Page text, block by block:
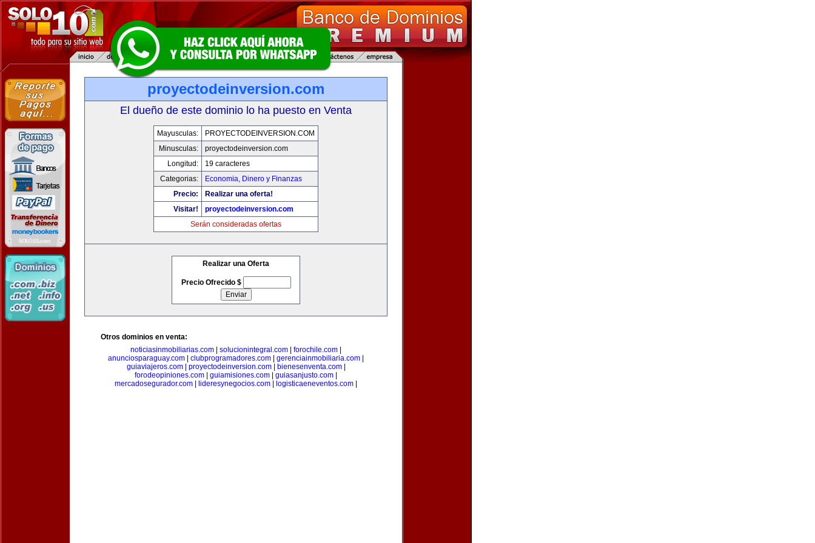
proyectodeinversion.com
El dueño de este dominio lo ha puesto en Venta
Mayusculas:
PROYECTODEINVERSION.COM
Minusculas:
proyectodeinversion.com
Longitud:
19 caracteres
Categorias:
Economia, Dinero y Finanzas
Precio:
Realizar una oferta!
Visitar!
proyectodeinversion.com
Serán consideradas ofertas
Realizar una Oferta
Precio Ofrecido $
Otros dominios en venta:
noticiasinmobiliarias.com
solucionintegral.com forochile.com
anunciosparaguay.com
clubprogramadores.com gerenciainmobiliaria.com
guiaviajeros.com| proyectodeinversion.com| bienesenventa.com|
forodeopiniones.com
guiamisiones.com guiasanjusto.com
mercadosegurador.com
lideresynegocios.com logisticaeneventos.com